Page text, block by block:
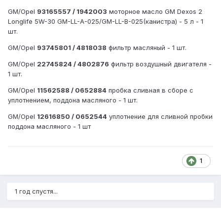
GM/Opel 93165557 / 1942003 моторное масло GM Dexos 2
Longlife 5W-30 GM-LL-A-025/GM-LL-B-025(канистра) - 5 л - 1
шт.
GM/Opel 93745801 / 4818038 фильтр масляный - 1 шт.
GM/Opel 22745824 / 4802876 фильтр воздушный двигателя -
1 шт.
GM/Opel 11562588 / 0652884 пробка сливная в сборе с
уплотнением, поддона масляного - 1 шт.
GM/Opel 12616850 / 0652544 уплотнение для сливной пробки
поддона масляного - 1 шт
1
1 год спустя...